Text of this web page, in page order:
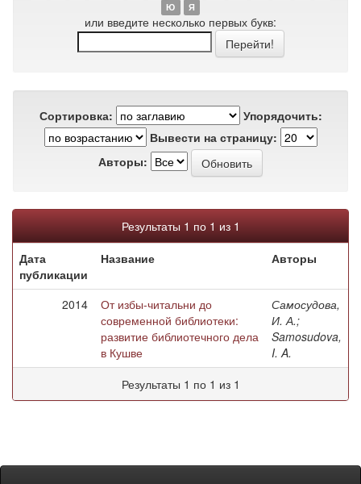
Ю
Я
или введите несколько первых букв:
Сортировка:
Упорядочить:
Вывести на страницу:
Авторы:
Результаты 1 по 1 из 1
Дата
публикации
Название Авторы
2014
От избы-читальни до
современной библиотеки:
развитие библиотечного дела
в Кушве
Самосудова,
И. А.;
Samosudova,
I. A.
Результаты 1 по 1 из 1